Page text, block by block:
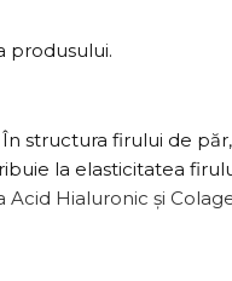
produsului.
structura firului de
la elasticitatea
Acid Hialuronic și